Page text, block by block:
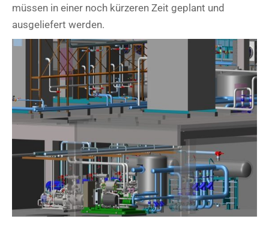
müssen in einer noch kürzeren Zeit geplant und
ausgeliefert werden.